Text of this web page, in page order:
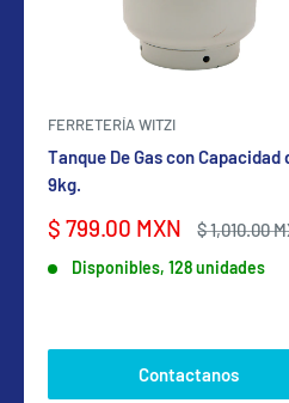
FERRETERÍA WITZI
Tanque De Gas con Capacidad
9kg.
Precio
venta
$ 799.00 MXN
Precio
$ 1,010.00
Disponibles, 128 unidades
Contactanos